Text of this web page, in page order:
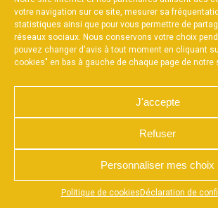
votre navigation sur ce site, mesurer sa
statistiques ainsi que pour vous permettre de
réseaux sociaux. Nous conservons votre choix
pouvez changer d'avis à tout moment en cliquant
cookies" en bas à gauche de chaque page de notre
J'accepte
Refuser
Personnaliser mes choix
Politique de cookies Déclaration de
Appuyez sur le bouton partager en bas de votre